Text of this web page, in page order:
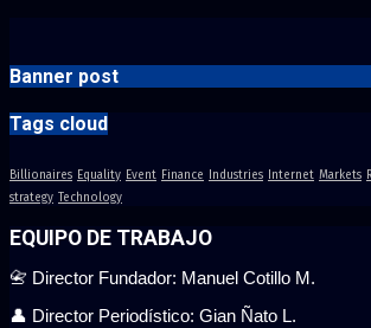
Banner post
Tags cloud
Billionaires Equality Event Finance Industries Internet Markets
strategy Technology
EQUIPO DE TRABAJO
📇 Director Fundador: Manuel Cotillo M.
👤 Director Periodístico: Gian Ñato L.